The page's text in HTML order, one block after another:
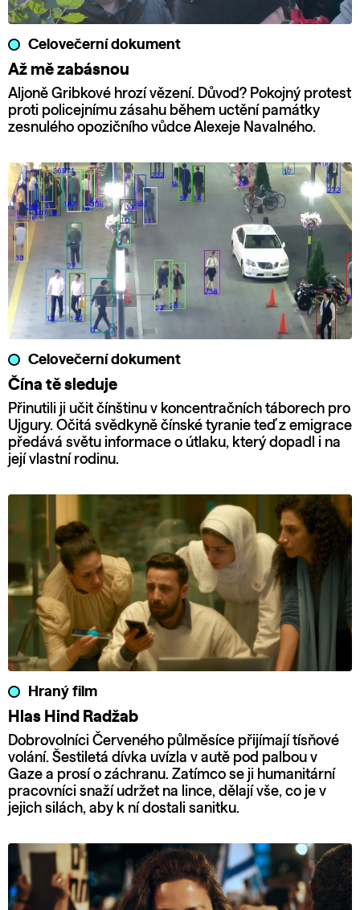
Celovečerní dokument
Až mě zabásnou
Aljoně Gribkové hrozí vězení. Důvod? Pokojný protest
proti policejnímu zásahu během uctění památky
zesnulého opozičního vůdce Alexeje Navalného.
Celovečerní dokument
Čína tě sleduje
Přinutili ji učit čínštinu v koncentračních táborech pro
Ujgury. Očitá svědkyně čínské tyranie teď z emigrace
předává světu informace o útlaku, který dopadl i na
její vlastní rodinu.
Hraný film
Hlas Hind Radžab
Dobrovolníci Červeného půlměsíce přijímají tísňové
volání. Šestiletá dívka uvízla v autě pod palbou v
Gaze a prosí o záchranu. Zatímco se ji humanitární
pracovníci snaží udržet na lince, dělají vše, co je v
jejich silách, aby k ní dostali sanitku.